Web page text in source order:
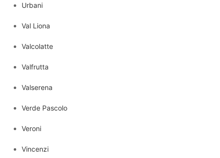
Urbani
Val Liona
Valcolatte
Valfrutta
Valserena
Verde Pascolo
Veroni
Vincenzi